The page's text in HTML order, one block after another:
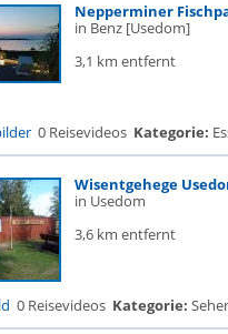
Nepperminer
in Benz [Usedom]
3,1 km entfernt
0 Reisevideos Kategorie:
Wisentgehege
in Usedom
3,6 km entfernt
0 Reisevideos Kategorie: